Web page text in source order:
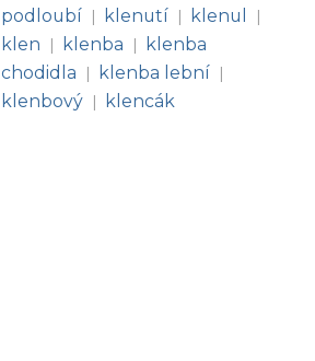
podloubí
| klenutí | klenul |
klen | klenba |
klenba
chodidla
| klenba lební |
klenbový | klencák